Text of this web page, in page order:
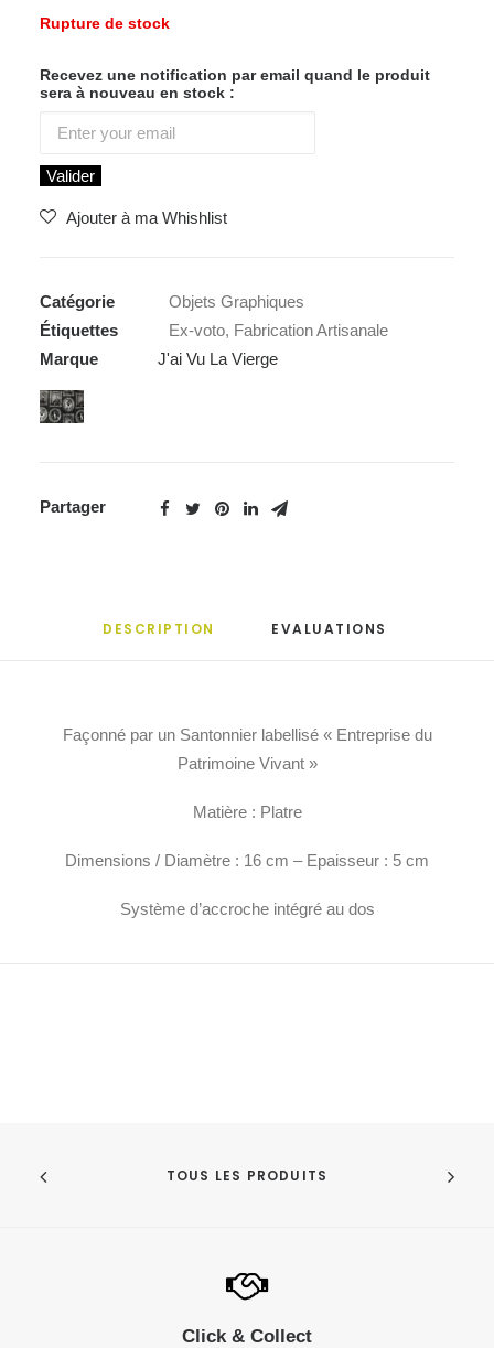
Rupture de stock
Recevez une notification par email quand le produit
sera à nouveau en stock :
Valider
Ajouter à ma Whishlist
Catégorie
Objets Graphiques
Étiquettes
Ex-voto, Fabrication Artisanale
Marque
J'ai Vu La Vierge
Partager
DESCRIPTION EVALUATIONS
Façonné par un Santonnier labellisé « Entreprise du
Patrimoine Vivant »
Matière : Platre
Dimensions / Diamètre : 16 cm – Epaisseur : 5 cm
Système d’accroche intégré au dos
TOUS LES PRODUITS
Click & Collect